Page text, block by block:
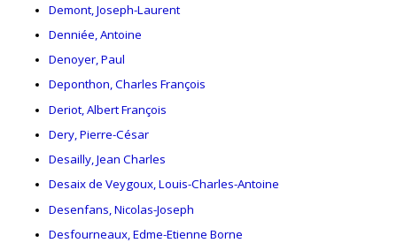
Demont, Joseph-Laurent
Denniée, Antoine
Denoyer, Paul
Deponthon, Charles François
Deriot, Albert François
Dery, Pierre-César
Desailly, Jean Charles
Desaix de Veygoux, Louis-Charles-Antoine
Desenfans, Nicolas-Joseph
Desfourneaux, Edme-Etienne Borne